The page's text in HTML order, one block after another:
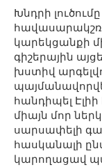
Խնդրի
կարեկցանքի
գիշերային
խստիվ
հանդիպել
միայն մոր
սարսափելի
հասկանալի
կարողացավ